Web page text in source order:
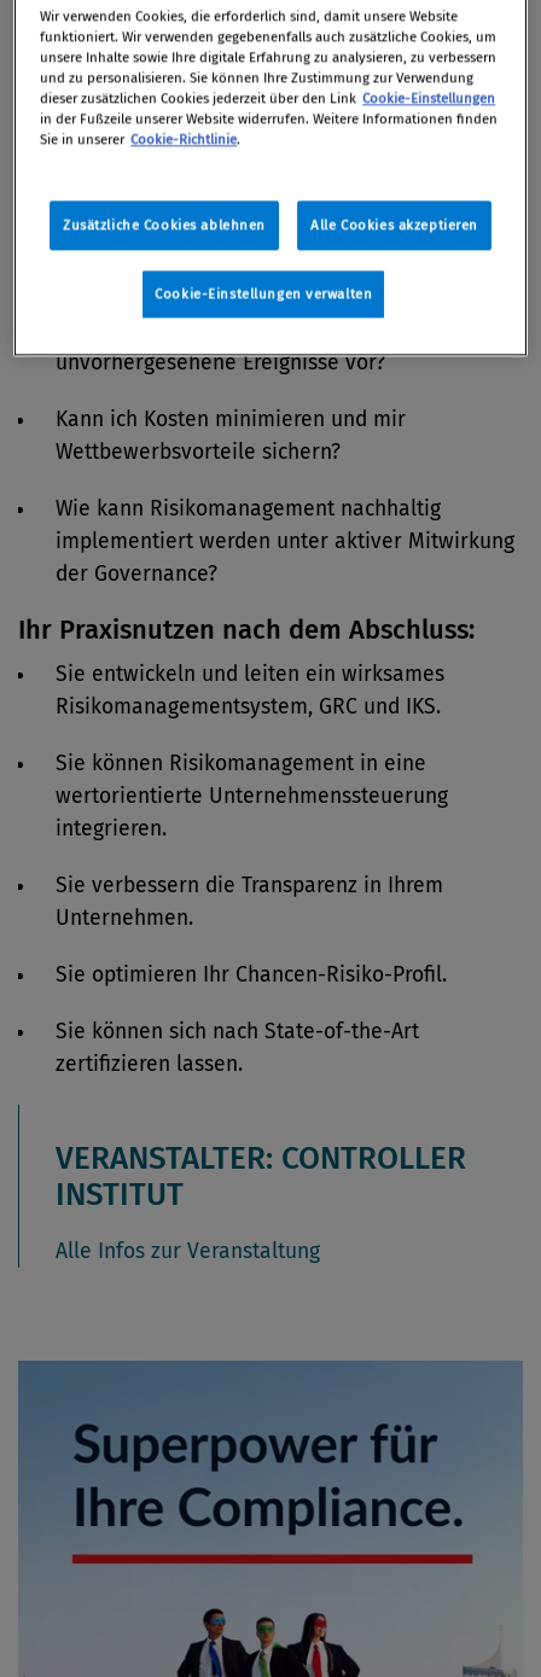
Von 08. November 2023 bis 24. Januar 2024 / Wien
Kann Risikomanagement in die operativen und
strategischen Steuerungs- und Planungssysteme
integriert werden?
unvorhergesehene Ereignisse vor?
Kann ich Kosten minimieren und mir
Wettbewerbsvorteile sichern?
Wie kann Risikomanagement nachhaltig
implementiert werden unter aktiver Mitwirkung
der Governance?
Ihr Praxisnutzen nach dem Abschluss:
Sie entwickeln und leiten ein wirksames
Risikomanagementsystem, GRC und IKS.
Sie können Risikomanagement in eine
wertorientierte Unternehmenssteuerung
integrieren.
Sie verbessern die Transparenz in Ihrem
Unternehmen.
Sie optimieren Ihr Chancen-Risiko-Profil.
Sie können sich nach State-of-the-Art
zertifizieren lassen.
VERANSTALTER: CONTROLLER
INSTITUT
Alle Infos zur Veranstaltung
Wir verwenden Cookies, die erforderlich sind, damit unsere Website
funktioniert. Wir verwenden gegebenenfalls auch zusätzliche Cookies, um
unsere Inhalte sowie Ihre digitale Erfahrung zu analysieren, zu verbessern
und zu personalisieren. Sie können Ihre Zustimmung zur Verwendung
dieser zusätzlichen Cookies jederzeit über den Link Cookie-Einstellungen
in der Fußzeile unserer Website widerrufen. Weitere Informationen finden
Sie in unserer Cookie-Richtlinie.
Zusätzliche Cookies ablehnen Alle Cookies akzeptieren
Cookie-Einstellungen verwalten